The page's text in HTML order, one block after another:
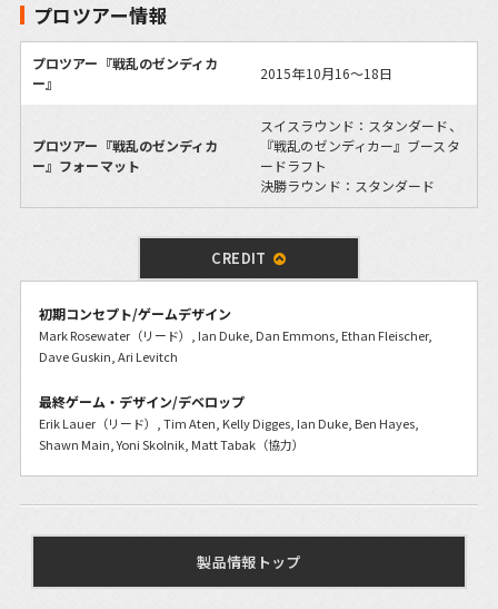
プロツアー情報
プロツアー『戦乱のゼンディカ
ー』
2015年10月16～18日
プロツアー『戦乱のゼンディカ
ー』フォーマット
スイスラウンド：スタンダード、
『戦乱のゼンディカー』ブースタ
ードラフト
決勝ラウンド：スタンダード
CREDIT
初期コンセプト/ゲームデザイン
Mark Rosewater（リード）, Ian Duke, Dan Emmons, Ethan Fleischer,
Dave Guskin, Ari Levitch
最終ゲーム・デザイン/デベロップ
Erik Lauer（リード）, Tim Aten, Kelly Digges, Ian Duke, Ben Hayes,
Shawn Main, Yoni Skolnik, Matt Tabak（協力）
製品情報トップ